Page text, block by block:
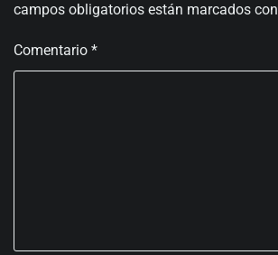
campos obligatorios están marcados con
Comentario *